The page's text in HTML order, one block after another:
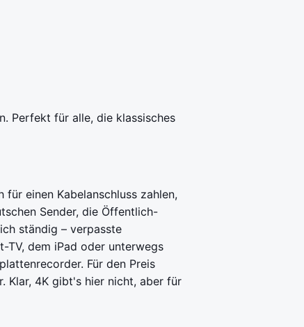
Perfekt für alle, die klassisches
einen Kabelanschluss zahlen,
Sender, die Öffentlich-
ständig – verpasste
TV, dem iPad oder unterwegs
Für den Preis
Klar, 4K gibt's hier nicht, aber für